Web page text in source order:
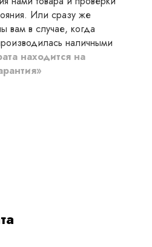
Или сразу же
вам в случае, когда
наличными
находится на